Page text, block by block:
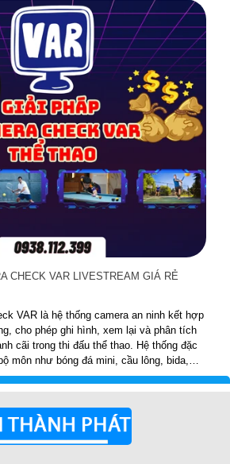
CHECK VAR LIVESTREAM GIÁ RẺ
VAR là hệ thống camera an ninh kết hợp
cho phép ghi hình, xem lại và phân tích
cãi trong thi đấu thể thao. Hệ thống đặc
môn như bóng đá mini, cầu lông, bida,